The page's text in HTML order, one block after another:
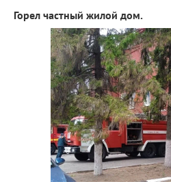
Горел частный жилой дом.